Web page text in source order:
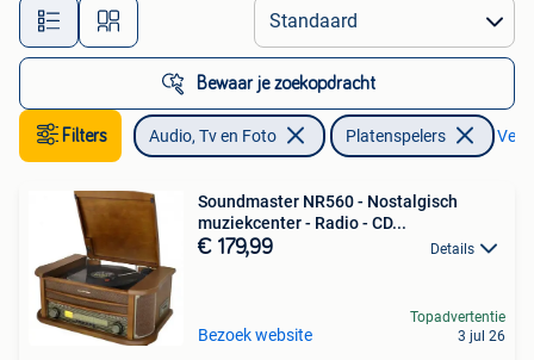
Alle afstanden…
Bewaar je zoekopdracht
Filters Audio, Tv en Foto Platenspelers
Soundmaster NR560 - Nostalgisch
muziekcenter - Radio - CD...
€ 179,99 Details
Bezoek website
Topadvertentie
3 jul 26